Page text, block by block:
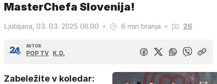
MasterChefa Slovenija!
Ljubljana, 03. 03. 2025 06.00 6 min branja 26
AVTOR:
POP TV K.D.
Zabeležite v koledar: